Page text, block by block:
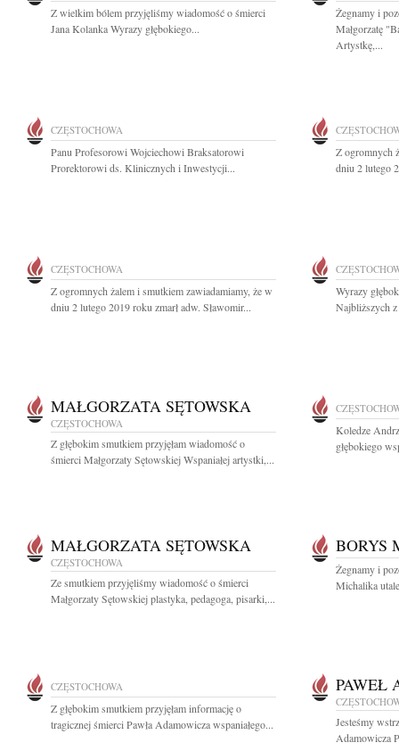
Z wielkim bólem przyjęliśmy wiadomość o śmierci
Jana Kolanka Wyrazy głębokiego...
Żegnamy i
Małgorzatę
Artystkę,...
CZĘSTOCHOWA
Panu Profesorowi Wojciechowi Braksatorowi
Prorektorowi ds. Klinicznych i Inwestycji...
Z ogromnych
dniu 2 lutego
CZĘSTOCHOWA
Z ogromnych żalem i smutkiem zawiadamiamy, że w
dniu 2 lutego 2019 roku zmarł adw. Sławomir...
Wyrazy
Najbliższych
MAŁGORZATA SĘTOWSKA
CZĘSTOCHOWA
Z głębokim smutkiem przyjęłam wiadomość o
śmierci Małgorzaty Sętowskiej Wspaniałej artystki,...
Koledze
głębokiego
MAŁGORZATA SĘTOWSKA
CZĘSTOCHOWA
Ze smutkiem przyjęliśmy wiadomość o śmierci
Małgorzaty Sętowskiej plastyka, pedagoga, pisarki,...
BORYS
Żegnamy i
Michalika
CZĘSTOCHOWA
Z głębokim smutkiem przyjęłam informację o
tragicznej śmierci Pawła Adamowicza wspaniałego...
PAWEŁ
Jesteśmy
Adamowicza